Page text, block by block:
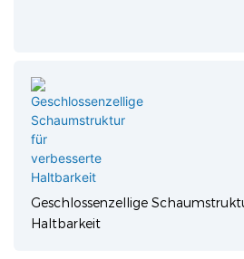
Geschlossenzellige
Haltbarkeit